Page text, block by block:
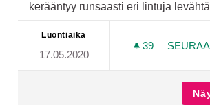
kerääntyy runsaasti eri lintuja
Luontiaika
17.05.2020
39 39
SEURAA